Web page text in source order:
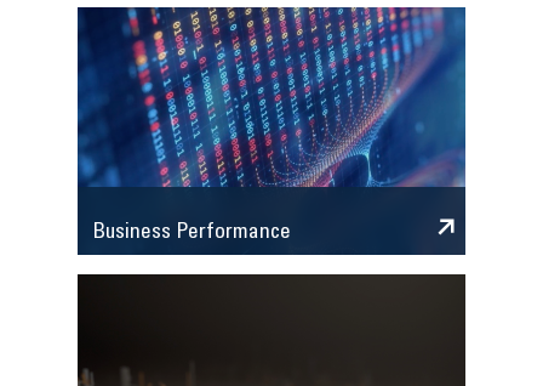
Business Performance